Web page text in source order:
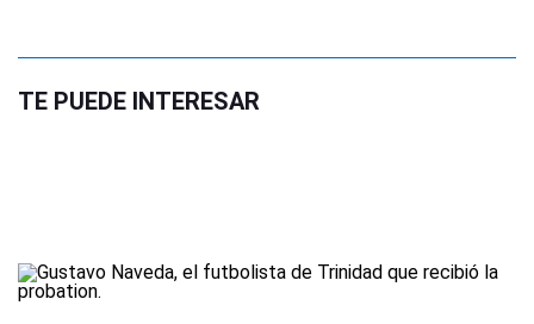
TE PUEDE INTERESAR